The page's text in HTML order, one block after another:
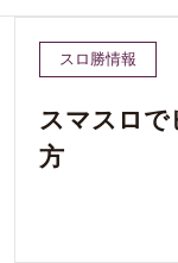
スロ勝情報
スマスロで
方